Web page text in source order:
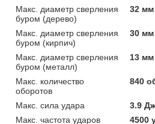
Макс. диаметр сверления
буром (дерево)
32 мм
Макс. диаметр сверления
буром (кирпич)
30 мм
Макс. диаметр сверления
буром (металл)
13 мм
Макс. количество
оборотов
840
Макс. сила удара
3.9
Макс. частота ударов
4500